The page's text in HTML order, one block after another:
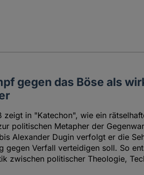
gegen das Böse als
zeigt in "Katechon", wie ein
politischen Metapher der
Alexander Dugin verfolgt er die
gegen Verfall verteidigen soll. So
zwischen politischer Theologie,